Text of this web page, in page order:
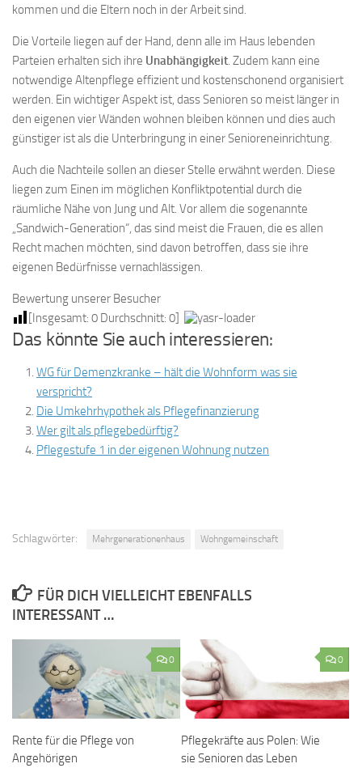
kommen und die Eltern noch in der Arbeit sind.
Die Vorteile liegen auf der Hand, denn alle im Haus lebenden
Parteien erhalten sich ihre Unabhängigkeit. Zudem kann eine
notwendige Altenpflege effizient und kostenschonend organisiert
werden. Ein wichtiger Aspekt ist, dass Senioren so meist länger in
den eigenen vier Wänden wohnen bleiben können und dies auch
günstiger ist als die Unterbringung in einer Senioreneinrichtung.
Auch die Nachteile sollen an dieser Stelle erwähnt werden. Diese
liegen zum Einen im möglichen Konfliktpotential durch die
räumliche Nähe von Jung und Alt. Vor allem die sogenannte
„Sandwich-Generation“, das sind meist die Frauen, die es allen
Recht machen möchten, sind davon betroffen, dass sie ihre
eigenen Bedürfnisse vernachlässigen.
Bewertung unserer Besucher
[Insgesamt: 0 Durchschnitt: 0]
Das könnte Sie auch interessieren:
WG für Demenzkranke – hält die Wohnform was sie
verspricht?
Die Umkehrhypothek als Pflegefinanzierung
Wer gilt als pflegebedürftig?
Pflegestufe 1 in der eigenen Wohnung nutzen
Schlagwörter: Mehrgenerationenhaus Wohngemeinschaft
FÜR DICH VIELLEICHT EBENFALLS
INTERESSANT …
0
Rente für die Pflege von
Angehörigen
0
Pflegekräfte aus Polen: Wie
sie Senioren das Leben